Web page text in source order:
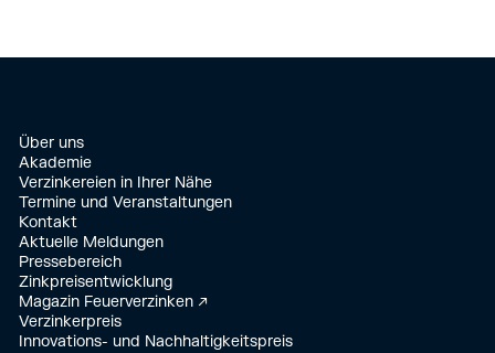
Über uns
Akademie
Verzinkereien in Ihrer Nähe
Termine und Veranstaltungen
Kontakt
Aktuelle Meldungen
Pressebereich
Zinkpreisentwicklung
Magazin Feuerverzinken ↗
Verzinkerpreis
Innovations- und Nachhaltigkeitspreis